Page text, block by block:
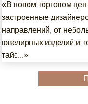
«В новом торговом
застроенные
направлений, от
ювелирных изделий и
тайс...»